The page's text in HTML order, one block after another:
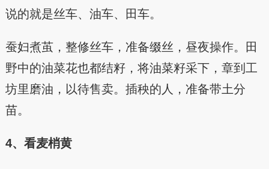
说的就是丝车、油车、田车。
蚕妇煮茧，整修丝车，准备缀丝，昼夜操作。田
野中的油菜花也都结籽，将油菜籽采下，章到工
坊里磨油，以待售卖。插秧的人，准备带土分
苗。
4、看麦梢黄